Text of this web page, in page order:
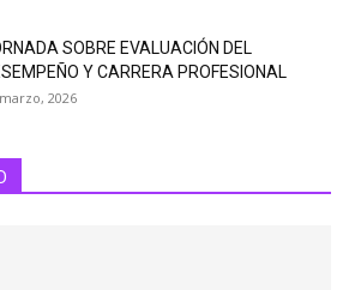
SOBRE EVALUACIÓN DEL
Y CARRERA PROFESIONAL
2026